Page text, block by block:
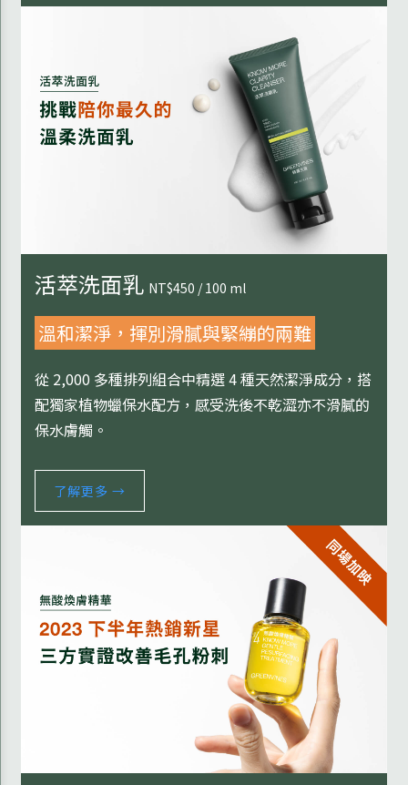
活萃洗面乳 NT$450 / 100 ml
溫和潔淨，揮別滑膩與緊繃的兩難
從 2,000 多種排列組合中精選 4 種天然潔淨成分，搭
配獨家植物蠟保水配方，感受洗後不乾澀亦不滑膩的
保水膚觸。
了解更多 →